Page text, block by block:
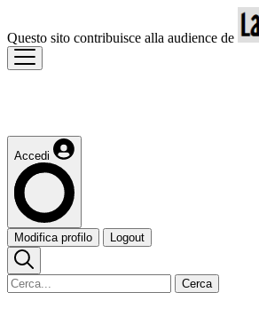
Questo sito contribuisce alla audience de
Accedi
Modifica profilo Logout
Cerca